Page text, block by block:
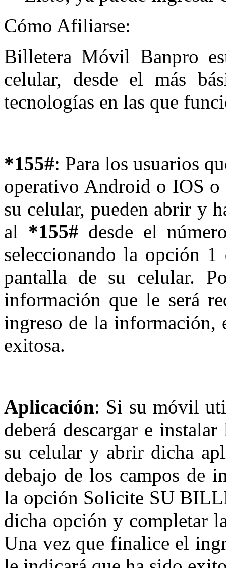
Cómo Afiliarse:
Billetera Móvil Banpro
celular, desde el más
tecnologías en las que
*155#: Para los usuarios
operativo Android o IOS
su celular, pueden abrir y
al *155# desde el
seleccionando la opción
pantalla de su celular.
información que le será
ingreso de la información,
exitosa.
Aplicación: Si su móvil
deberá descargar e
su celular y abrir dicha
debajo de los campos de
la opción Solicite SU
dicha opción y completar
Una vez que finalice el